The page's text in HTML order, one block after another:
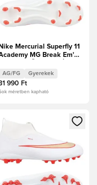
Nike Mercurial Superfly 11
MG Break Em'
AG/FG Gyerekek
990 Ft
méretben kapható
vagy a tagként
egy modált a